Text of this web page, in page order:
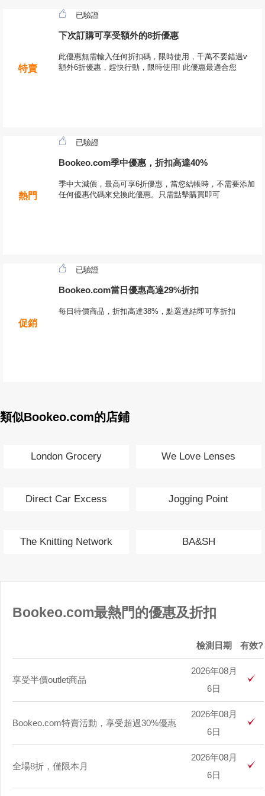
特賣
已驗證
下次訂購可享受額外的8折優惠
此優惠無需輸入任何折扣碼，限時使用，千萬不要錯過v
額外6折優惠，趕快行動，限時使用! 此優惠最適合您
熱門
已驗證
Bookeo.com季中優惠，折扣高達40%
季中大減價，最高可享6折優惠，當您結帳時，不需要添加
任何優惠代碼來兌換此優惠。只需點擊購買即可
促銷
已驗證
Bookeo.com當日優惠高達29%折扣
每日特價商品，折扣高達38%，點選連結即可享折扣
類似Bookeo.com的店鋪
London Grocery We Love Lenses
Direct Car Excess Jogging Point
The Knitting Network BA&SH
Bookeo.com最熱門的優惠及折扣
檢測日期 有效?
享受半價outlet商品
2026年08月
6日
Bookeo.com特賣活動，享受超過30%優惠
2026年08月
6日
全場8折，僅限本月
2026年08月
6日